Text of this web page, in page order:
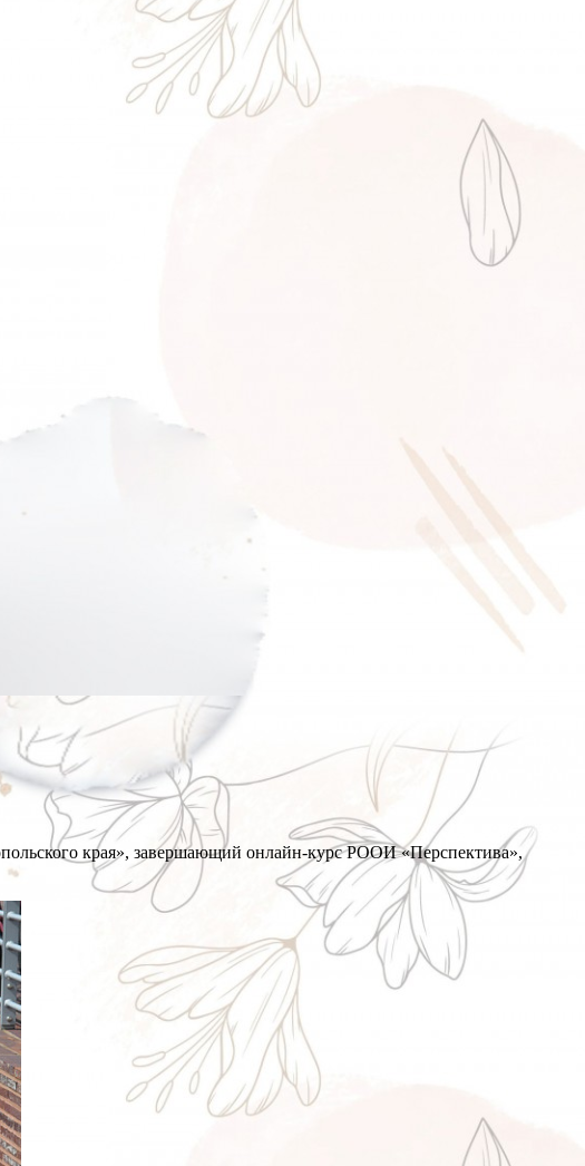
края», завершающий онлайн-курс РООИ «Перспектива»,